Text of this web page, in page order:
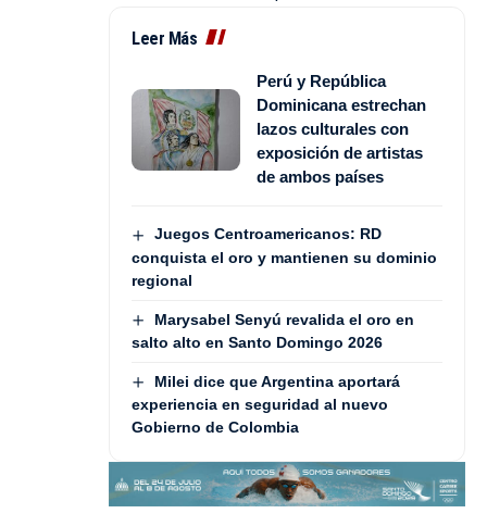
Leer Más
Perú y República
Dominicana estrechan
lazos culturales con
exposición de artistas
de ambos países
Juegos Centroamericanos: RD
conquista el oro y mantienen su dominio
regional
Marysabel Senyú revalida el oro en
salto alto en Santo Domingo 2026
Milei dice que Argentina aportará
experiencia en seguridad al nuevo
Gobierno de Colombia